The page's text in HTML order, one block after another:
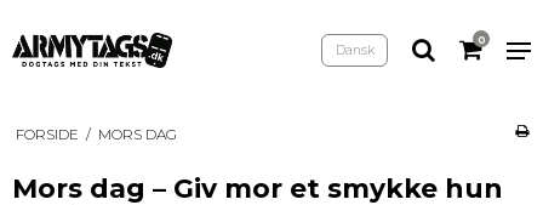
Dansk
0
FORSIDE / MORS DAG
Mors dag – Giv mor et smykke hun